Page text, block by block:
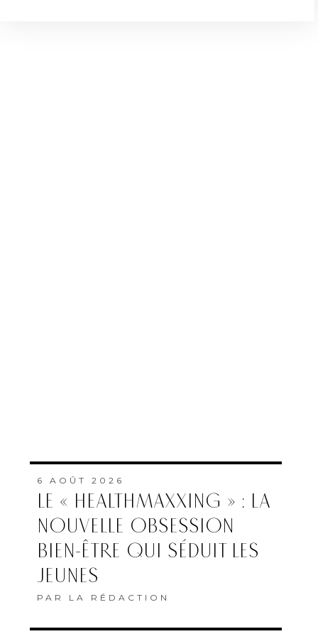
6 AOÛT 2026
LE « HEALTHMAXXING » : LA
NOUVELLE OBSESSION
BIEN-ÊTRE QUI SÉDUIT LES
JEUNES
PAR LA RÉDACTION